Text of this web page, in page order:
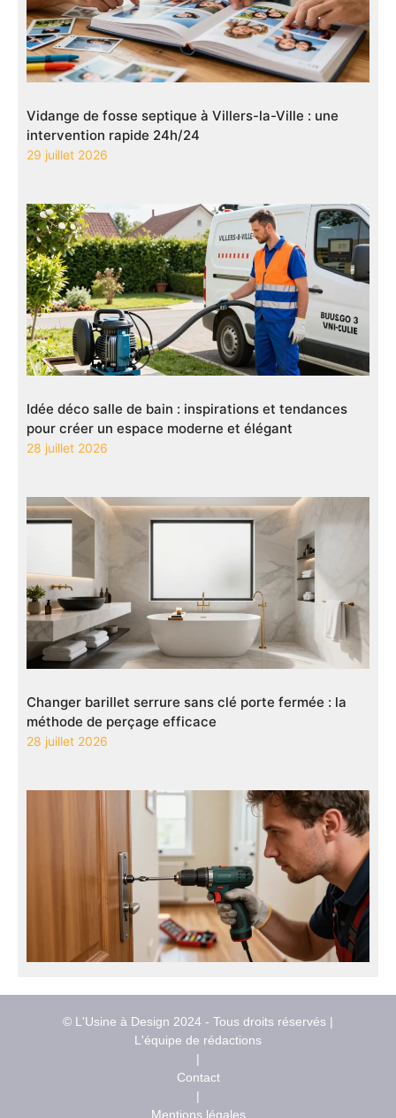
Vidange de fosse septique à Villers-la-Ville : une
intervention rapide 24h/24
29 juillet 2026
Idée déco salle de bain : inspirations et tendances
pour créer un espace moderne et élégant
28 juillet 2026
Changer barillet serrure sans clé porte fermée : la
méthode de perçage efficace
28 juillet 2026
© L'Usine à Design 2024 - Tous droits réservés |
L'équipe de rédactions
|
Contact
|
Mentions légales